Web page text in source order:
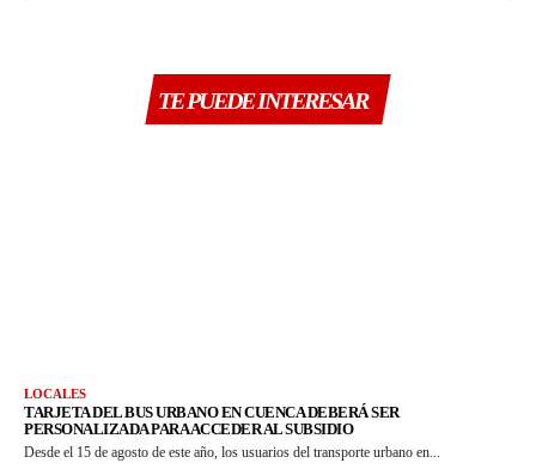
TE PUEDE INTERESAR
LOCALES
TARJETA DEL BUS URBANO EN CUENCA DEBERÁ SER
PERSONALIZADA PARA ACCEDER AL SUBSIDIO
Desde el 15 de agosto de este año, los usuarios del transporte urbano en...